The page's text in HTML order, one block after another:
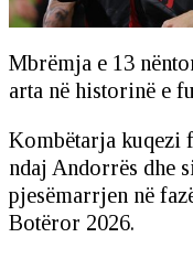
Mbrëmja e 13
arta në historinë e
Kombëtarja kuqezi
ndaj Andorrës dhe
pjesëmarrjen në
Botëror 2026.